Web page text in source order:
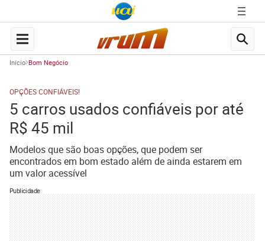
Início Bom Negócio
OPÇÕES CONFIÁVEIS!
5 carros usados confiáveis por até
R$ 45 mil
Modelos que são boas opções, que podem ser
encontrados em bom estado além de ainda estarem em
um valor acessível
Publicidade